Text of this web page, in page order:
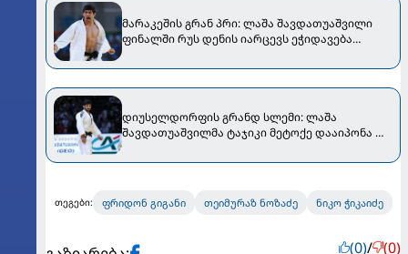
მარაკეშის გრან პრი: ლაშა შავდათუაშვილი
ფინალში რუს დენის იარცევს ეჭიდავება
დიუსელდორფის გრანდ სლემი: ლაშა
შავდათუაშვილმა ტაჯიკი მეტოქე დააიპონა და
თეგები: ფრიდონ გიგანი თეიმურაზ ნოზაძე ნიკო ჭიკაიძე
(0)/ (0)